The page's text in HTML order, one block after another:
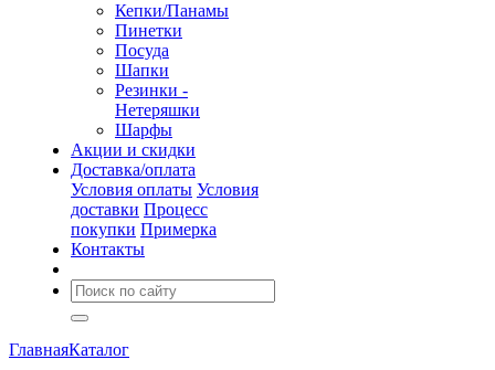
Кепки/Панамы
Пинетки
Посуда
Шапки
Резинки -
Нетеряшки
Шарфы
Акции и скидки
Доставка/оплата
Условия оплаты Условия
доставки Процесс
покупки Примерка
Контакты
ГлавнаяКаталог